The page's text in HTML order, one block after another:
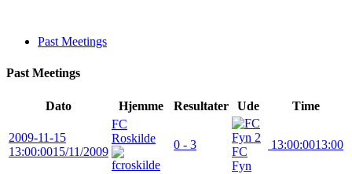
Past Meetings
Past Meetings
Dato Hjemme Resultater Ude Time
2009-11-15
13:00:0015/11/2009
FC
Roskilde
0 - 3
FC
Fyn
13:00:0013:00